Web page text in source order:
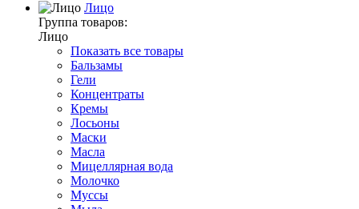
Лицо
Группа товаров:
Лицо
Показать все товары
Бальзамы
Гели
Концентраты
Кремы
Лосьоны
Маски
Масла
Мицеллярная вода
Молочко
Муссы